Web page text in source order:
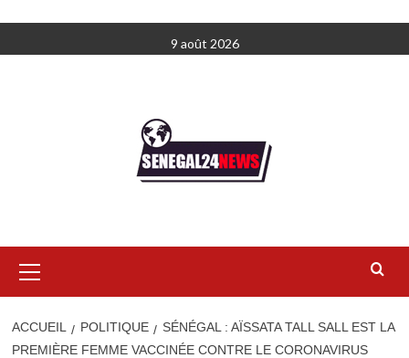
au
9 août 2026
principal
ACCUEIL POLITIQUE
SÉNÉGAL : AÏSSATA TALL SALL EST LA
PREMIÈRE FEMME VACCINÉE CONTRE LE CORONAVIRUS